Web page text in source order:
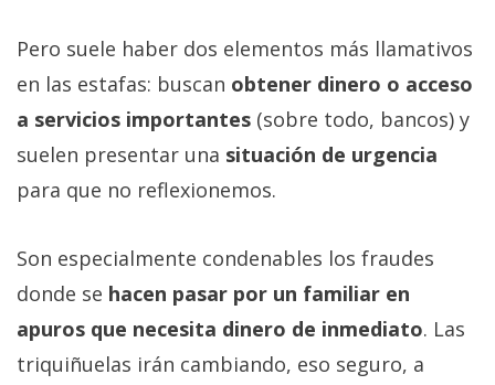
Pero suele haber dos elementos más llamativos
en las estafas: buscan obtener dinero o acceso
a servicios importantes (sobre todo, bancos) y
suelen presentar una situación de urgencia
para que no reflexionemos.
Son especialmente condenables los fraudes
donde se hacen pasar por un familiar en
apuros que necesita dinero de inmediato. Las
triquiñuelas irán cambiando, eso seguro, a